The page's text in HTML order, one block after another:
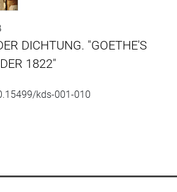
DICHTUNG. "GOETHE'S
1822"
kds-001-010